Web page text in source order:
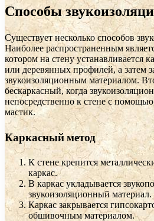
Способы
Существует несколько способов
Наиболее распространенным
котором на стену устанавливается
или деревянных профилей, а затем
звукоизоляционным материалом.
бескаркасный, когда
непосредственно к стене с
мастик.
Каркасный метод
К стене крепится
каркас.
В каркас укладывается
звукоизоляционный материал.
Каркас закрывается
обшивочным материалом.